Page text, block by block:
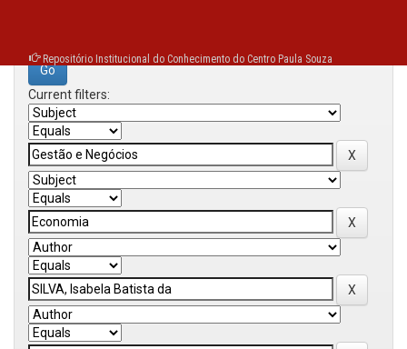
Repositório Institucional do Conhecimento do Centro Paula Souza
Current filters: